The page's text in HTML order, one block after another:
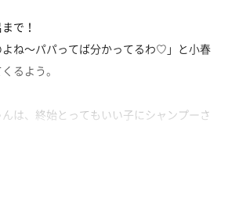
で！
よね～パパってば分かってるわ♡」と小春
るよう。
は、終始とってもいい子にシャンプーさ